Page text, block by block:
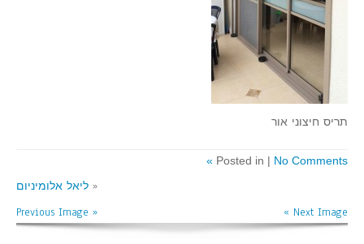
תריס חיצוני אור
Posted in | No Comments »
« ליאל אלומיניום
« Previous Image
Next Image »